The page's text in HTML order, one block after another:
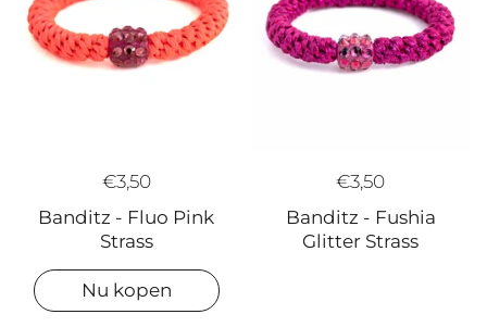
€3,50
Banditz - Fluo Pink
Strass
Nu kopen
€3,50
Banditz - Fushia
Glitter Strass